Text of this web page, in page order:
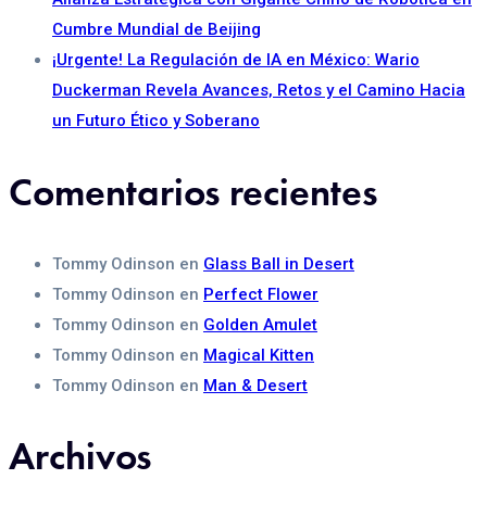
Cumbre Mundial de Beijing
¡Urgente! La Regulación de IA en México: Wario
Duckerman Revela Avances, Retos y el Camino Hacia
un Futuro Ético y Soberano
Comentarios recientes
Tommy Odinson en Glass Ball in Desert
Tommy Odinson en Perfect Flower
Tommy Odinson en Golden Amulet
Tommy Odinson en Magical Kitten
Tommy Odinson en Man & Desert
Archivos